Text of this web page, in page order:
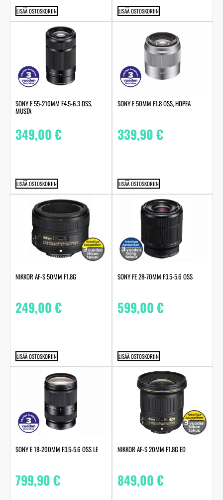
LISÄÄ OSTOSKORIIN LISÄÄ OSTOSKORIIN
SONY E 55-210MM F4.5-6.3 OSS,
MUSTA
349,00€
LISÄÄ OSTOSKORIIN
SONY E 50MM F1.8 OSS, HOPEA
339,90€
LISÄÄ OSTOSKORIIN
NIKKOR AF-S 50MM F1.8G
249,00€
LISÄÄ OSTOSKORIIN
SONY FE 28-70MM F3.5-5.6 OSS
599,00€
LISÄÄ OSTOSKORIIN
SONY E 18-200MM F3.5-5.6 OSS LE
799,90€
NIKKOR AF-S 20MM F1.8G ED
849,00€